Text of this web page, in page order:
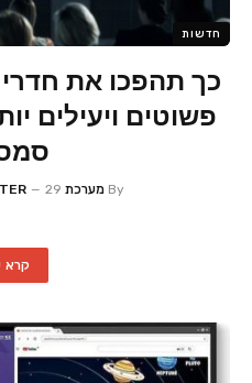
חדשות
כך תהפכו את
פשוטים ויעילים
By מערכת AVMASTER 29 במאי 2025
קרא